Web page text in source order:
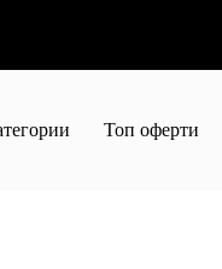
Топ оферти